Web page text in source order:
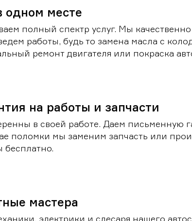
одном месте
полный спектр услуг. Мы качественно
работы, будь то замена масла с
ремонт двигателя или покраска
на работы и запчасти
в своей работе. Даем письменную
поломки мы заменим запчасть или
бесплатно.
мастера
электрики и слесаря нашего